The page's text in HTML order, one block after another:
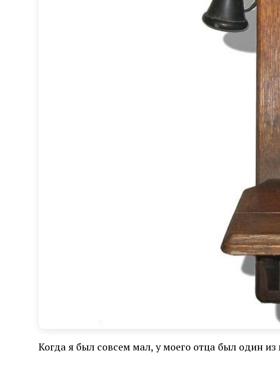
Когда я был совсем мал, у моего отца был один